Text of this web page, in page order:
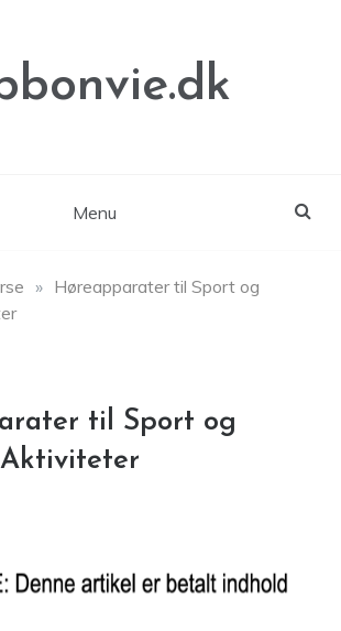
Menu
» Høreapparater til Sport og
til Sport og